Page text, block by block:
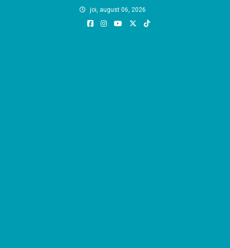
joi, august 06, 2026